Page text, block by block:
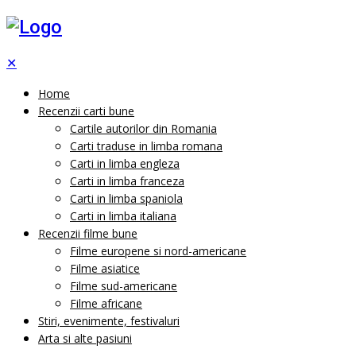
✕
Home
Recenzii carti bune
Cartile autorilor din Romania
Carti traduse in limba romana
Carti in limba engleza
Carti in limba franceza
Carti in limba spaniola
Carti in limba italiana
Recenzii filme bune
Filme europene si nord-americane
Filme asiatice
Filme sud-americane
Filme africane
Stiri, evenimente, festivaluri
Arta si alte pasiuni